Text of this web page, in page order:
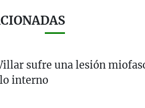
sufre una lesión
interno